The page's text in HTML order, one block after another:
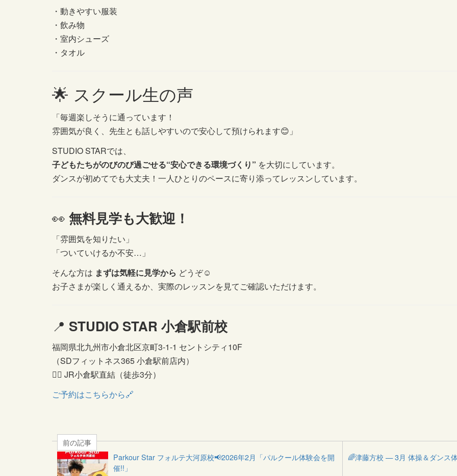
・動きやすい服装
・飲み物
・室内シューズ
・タオル
🌟 スクール生の声
「毎週楽しそうに通っています！
雰囲気が良く、先生とも話しやすいので安心して預けられます😊」
STUDIO STARでは、
子どもたちがのびのび過ごせる“安心できる環境づくり” を大切にしています。
ダンスが初めてでも大丈夫！一人ひとりのペースに寄り添ってレッスンしています。
👀 無料見学も大歓迎！
「雰囲気を知りたい」
「ついていけるか不安…」
そんな方は まずは気軽に見学から どうぞ☺️
お子さまが楽しく通えるか、実際のレッスンを見てご確認いただけます。
📍 STUDIO STAR 小倉駅前校
福岡県北九州市小倉北区京町3-1-1 セントシティ10F
（SDフィットネス365 小倉駅前店内）
🚶‍♂️ JR小倉駅直結（徒歩3分）
ご予約はこちらから🔗
前の記事
Parkour Star フォルテ大河原校📢2026年2月「パルクール体験会を開
催!!」
🌈津藤方校 — 3月 体操＆ダンス